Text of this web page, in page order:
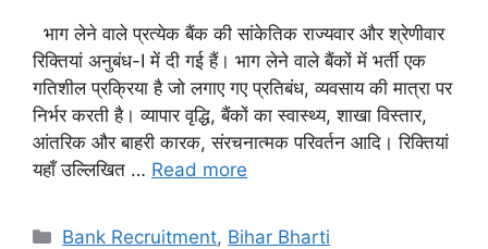
भाग लेने वाले प्रत्येक बैंक की सांकेतिक राज्यवार और श्रेणीवार
रिक्तियां अनुबंध-I में दी गई हैं। भाग लेने वाले बैंकों में भर्ती एक
गतिशील प्रक्रिया है जो लगाए गए प्रतिबंध, व्यवसाय की मात्रा पर
निर्भर करती है। व्यापार वृद्धि, बैंकों का स्वास्थ्य, शाखा विस्तार,
आंतरिक और बाहरी कारक, संरचनात्मक परिवर्तन आदि। रिक्तियां
यहाँ उल्लिखित … Read more
Categories
Bank Recruitment, Bihar Bharti